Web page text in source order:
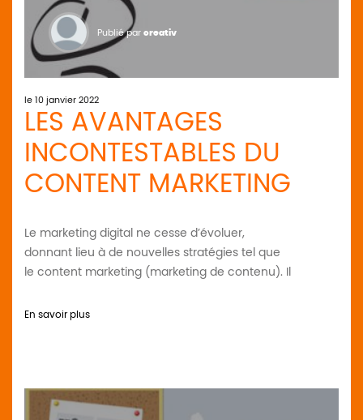
Publié par creativ
le 10 janvier 2022
LES AVANTAGES
INCONTESTABLES DU
CONTENT MARKETING
Le marketing digital ne cesse d’évoluer,
donnant lieu à de nouvelles stratégies tel que
le content marketing (marketing de contenu). Il
En savoir plus